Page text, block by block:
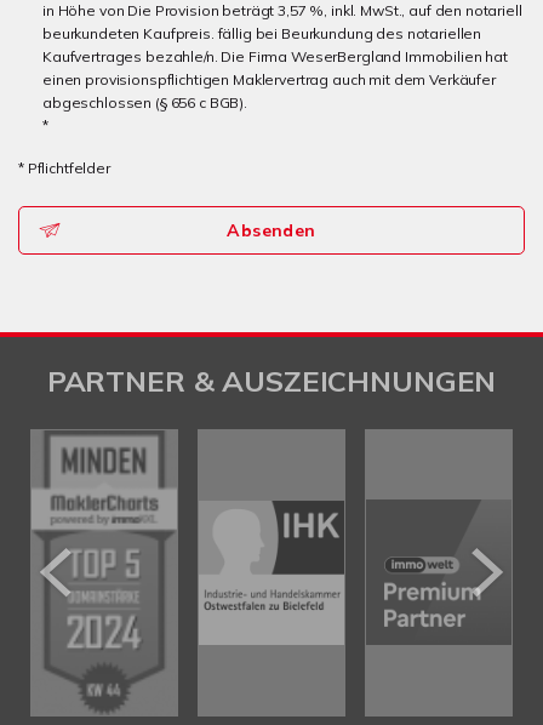
in Höhe von Die Provision beträgt 3,57 %, inkl. MwSt., auf den notariell
beurkundeten Kaufpreis. fällig bei Beurkundung des notariellen
Kaufvertrages bezahle/n. Die Firma WeserBergland Immobilien hat
einen provisionspflichtigen Maklervertrag auch mit dem Verkäufer
abgeschlossen (§ 656 c BGB).
*
* Pflichtfelder
Absenden
PARTNER & AUSZEICHNUNGEN